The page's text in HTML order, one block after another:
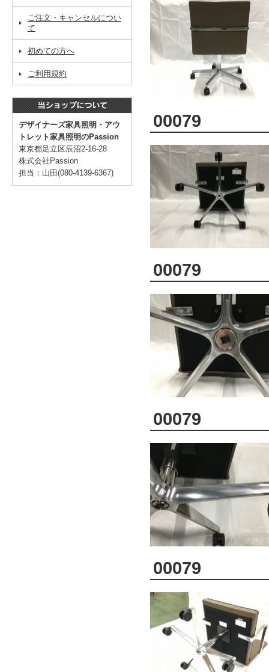
ご注文・キャンセルについ
て
初めての方へ
ご利用規約
デザイナーズ家具照明・アウ
トレット家具照明のPassion
東京都足立区辰沼2-16-28
株式会社Passion
担当：山田(080-4139-6367)
00079
00079
00079
00079